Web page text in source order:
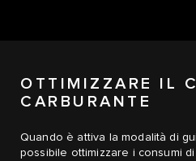
OTTIMIZZARE IL
CARBURANTE
Quando è attiva la modalità di
possibile ottimizzare i consumi